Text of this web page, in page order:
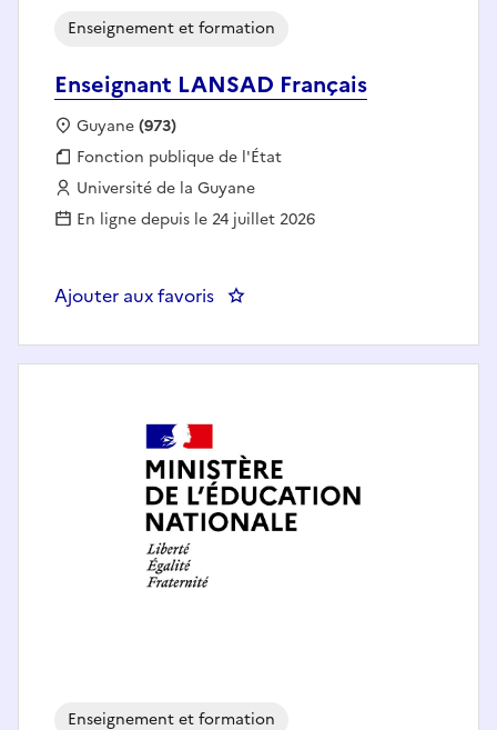
Enseignant LANSAD Français
Enseignement et formation
Localisation :
Guyane(973)
Fonction publique :
Fonction publique de l'État
Employeur :
Université de la Guyane
En ligne depuis le 24 juillet 2026
Ajouter aux favoris : Enseignant LANSAD Français
Enseignement et formation